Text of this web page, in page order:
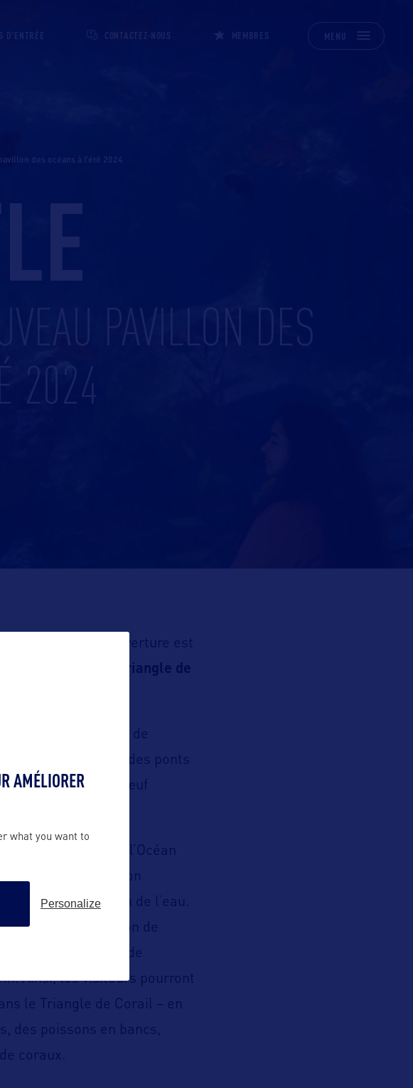
CONTACTEZ-NOUS MEMBRES MENU
des océans à l’été 2024
PAVILLON DES
2024
– dont l’ouverture est
tropicales du Triangle de
de mer, le Pavillon de
par des ponts
qu’un œil-de-bœuf
, le Pavillon de l’Océan
de construction
et d’utilisation de l’eau.
de la transformation de
de découvrir de
Ainsi, les visiteurs pourront
le Triangle de Corail – en
des poissons en bancs,
coraux.
AMÉLIORER
what you want to
Personalize